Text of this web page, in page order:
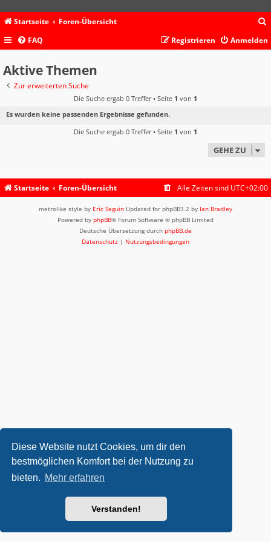
Diese Website nutzt Cookies, um dir den
bestmöglichen Komfort bei der Nutzung zu
bieten. Mehr erfahren
Verstanden!
Startseite Foren-Übersicht
c
FAQ Anmelden
Registrieren
Aktive Themen
Zur erweiterten Suche
Die Suche ergab 0 Treffer • Seite 1 von 1
Es wurden keine passenden Ergebnisse gefunden.
Die Suche ergab 0 Treffer • Seite 1 von 1
GEHE ZU
Startseite Foren-Übersicht Alle Zeiten sind UTC+02:00
metrolike style by Eric Seguin Updated for phpBB3.2 by Ian Bradley
Powered by phpBB® Forum Software © phpBB Limited
Deutsche Übersetzung durch phpBB.de
Datenschutz | Nutzungsbedingungen